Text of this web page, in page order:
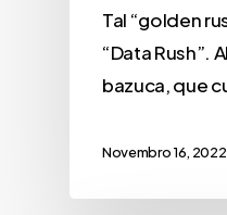
Tal “golden
“Data Rush”.
bazuca, que
Novembro 16, 2022